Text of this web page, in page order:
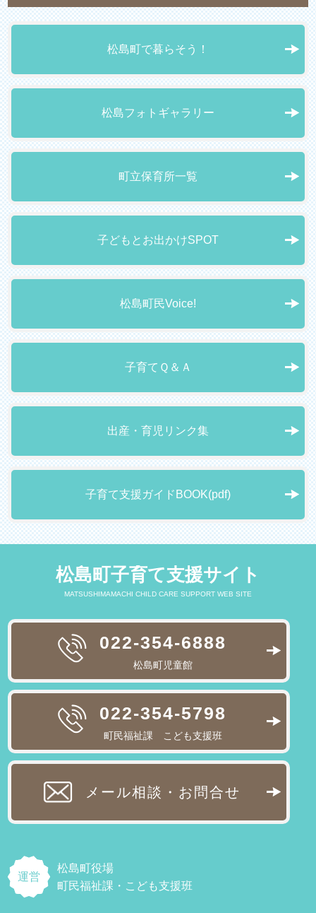
松島町で暮らそう！
松島フォトギャラリー
町立保育所一覧
子どもとお出かけSPOT
松島町民Voice!
子育てＱ＆Ａ
出産・育児リンク集
子育て支援ガイドBOOK(pdf)
松島町子育て支援サイト
MATSUSHIMAMACHI CHILD CARE SUPPORT WEB SITE
022-354-6888
松島町児童館
022-354-5798
町民福祉課 こども支援班
メール相談・お問合せ
運営
松島町役場
町民福祉課・こども支援班